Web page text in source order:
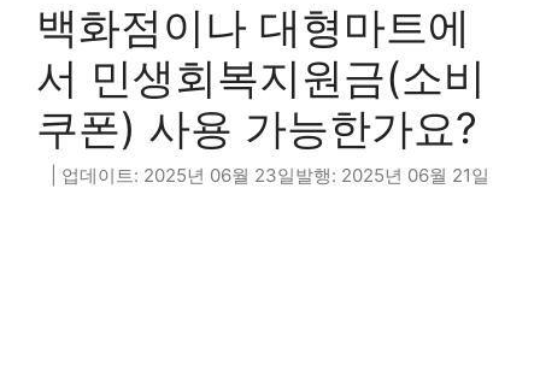
백화점이나 대형마트에
서 민생회복지원금(소비
쿠폰) 사용 가능한가요?
2025년 06월 23일 2025년 06월 21일